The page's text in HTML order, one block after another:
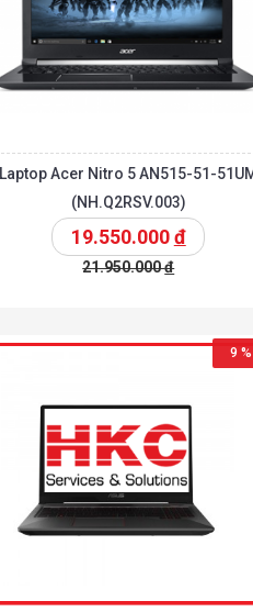
Laptop Acer Nitro 5 AN515-51-
(NH.Q2RSV.003)
19.550.000đ
21.950.000đ
9 %